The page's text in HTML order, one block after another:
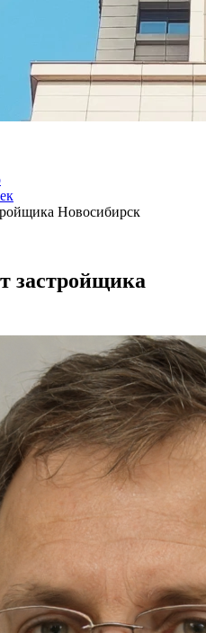
Новосибирск
застройщика